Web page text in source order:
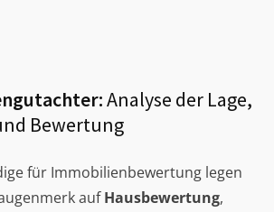
Analyse der Lage,
Bewertung
für Immobilienbewertung legen
aufHausbewertung,